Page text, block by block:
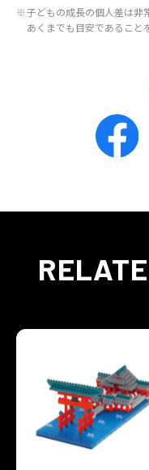
※子どもの成長の個人差は非
あくまでも目安であること